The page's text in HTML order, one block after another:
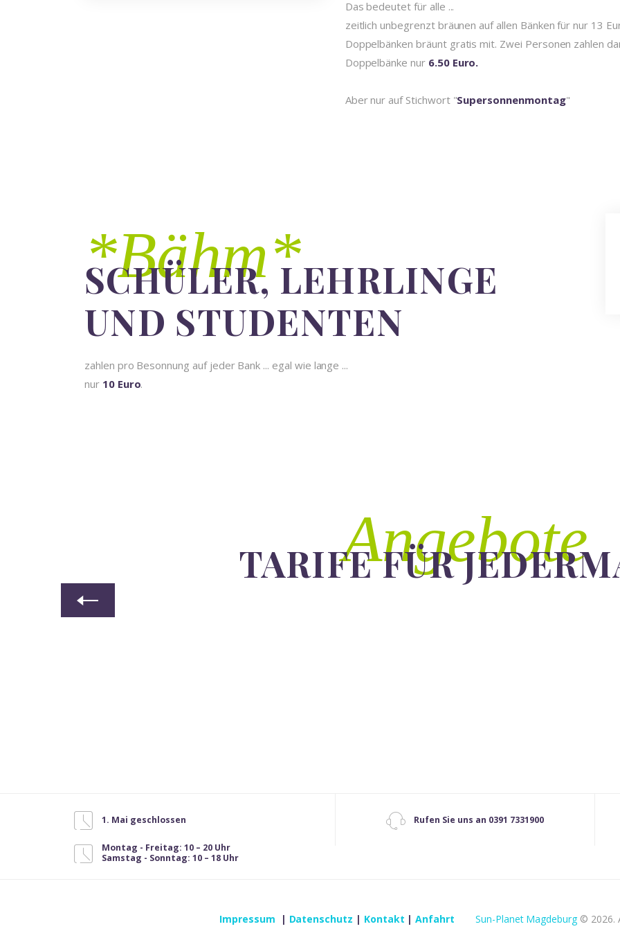
Das bedeutet für alle ...
zeitlich unbegrenzt bräunen auf allen Bänken für nur 13
Doppelbänken bräunt gratis mit. Zwei Personen zahlen
Doppelbänke nur 6.50 Euro.
Aber nur auf Stichwort "Supersonnenmontag"
*Bähm*
SCHÜLER, LEHRLINGE
UND STUDENTEN
zahlen pro Besonnung auf jeder Bank ... egal wie lange ...
nur 10 Euro.
Angebote
TARIFE FÜR
1. Mai geschlossen
Montag - Freitag: 10 – 20 Uhr
Samstag - Sonntag: 10 – 18 Uhr
Rufen Sie uns an 0391 7331900
Impressum | Datenschutz | Kontakt |Anfahrt Sun-Planet Magdeburg © 2026.